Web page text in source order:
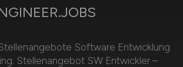
Software Entwicklung
Stellenangebot SW Entwickler –